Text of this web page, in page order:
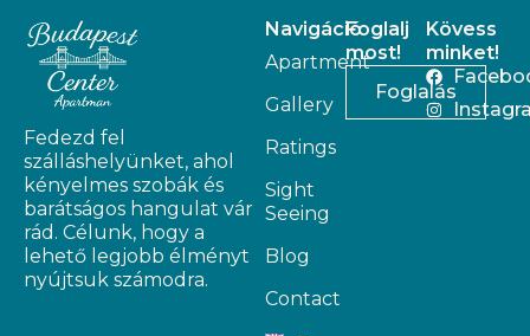
Fedezd fel
szálláshelyünket, ahol
kényelmes szobák és
barátságos hangulat vár
rád. Célunk, hogy a
lehető legjobb élményt
nyújtsuk számodra.
Navigáció
Apartment
Gallery
Ratings
Sight
Seeing
Blog
Contact
Foglalj
most!
Foglalás
Kövess
minket!